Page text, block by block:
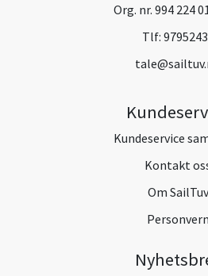
Org. nr. 994 224
Tlf:
Kundeservice
Kontakt
Om SailTuv
Personvern